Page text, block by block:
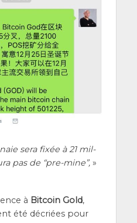
sera fixée à 21 mil­
pas de “pre-mine”,»
à Bit­coin Gold,
été décriées pour